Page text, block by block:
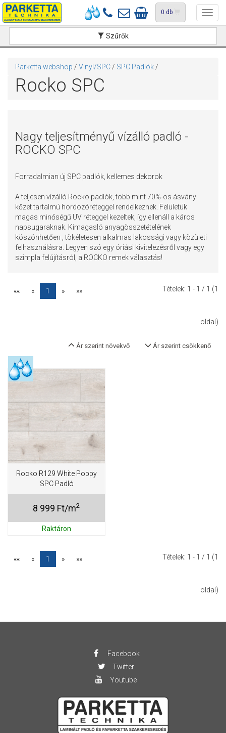
0 db
Szűrők
Parketta webshop / Vinyl/SPC / SPC Padlók /
Rocko SPC
Nagy teljesítményű vízálló padló -
ROCKO SPC
Forradalmian új SPC padlók, kellemes dekorok
A teljesen vízálló Rocko padlók, több mint 70%-os ásványi
kőzet tartalmú hordozóréteggel rendelkeznek. Felületük
magas minőségű UV réteggel kezeltek, így ellenáll a káros
napsugaraknak. Kimagasló anyagösszetételének
köszönhetően , tökéletesen alkalmas lakossági vagy közületi
felhasználásra. Legyen szó egy óriási kivitelezésről vagy egy
szimpla felújításról, a ROCKO remek választás!
«« « 1 » »» Tételek: 1 - 1 / 1 (1
oldal)
Ár szerint csökkenő
Ár szerint növekvő
Rocko R129 White Poppy
SPC Padló
8 999 Ft/m2
Raktáron
«« « 1 » »» Tételek: 1 - 1 / 1 (1
oldal)
Facebook
Twitter
Youtube